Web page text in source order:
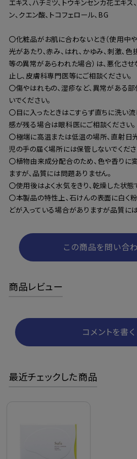
ン、クエン酸、トコフェロール、BG
〇化粧品がお肌に合わないとき（使用中
光があたり、赤み、はれ、かゆみ、刺激、
等の異常があらわれた場合）は、悪化さ
止し、皮膚科専門医等にご相談ください。
〇傷やはれもの、湿疹など、異常がある
いでください。
〇目に入ったときはこすらず直ちに洗い流
感が残る場合は眼科医にご相談ください。
〇極端に高温または低温の場所、直射日
児の手の届く場所には保管しないでくださ
〇植物由来成分配合のため、色や香りに
ますが、品質には問題ありません。
〇使用後はよく水気をきり、乾燥した状態
〇本製品の特性上、石けんの表面に白く
どが入っている場合がありますが品質に
この商品を問い合
商品レビュー
コメントを書く
最近チェックした商品